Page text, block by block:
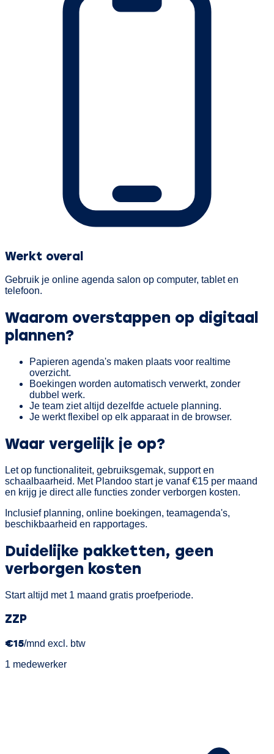
Werkt overal
Gebruik je online agenda salon op computer, tablet en
telefoon.
Waarom overstappen op digitaal
plannen?
Papieren agenda's maken plaats voor realtime
overzicht.
Boekingen worden automatisch verwerkt, zonder
dubbel werk.
Je team ziet altijd dezelfde actuele planning.
Je werkt flexibel op elk apparaat in de browser.
Waar vergelijk je op?
Let op functionaliteit, gebruiksgemak, support en
schaalbaarheid. Met Plandoo start je vanaf €15 per maand
en krijg je direct alle functies zonder verborgen kosten.
Inclusief planning, online boekingen, teamagenda's,
beschikbaarheid en rapportages.
Duidelijke pakketten, geen
verborgen kosten
Start altijd met 1 maand gratis proefperiode.
ZZP
€15/mnd excl. btw
1 medewerker